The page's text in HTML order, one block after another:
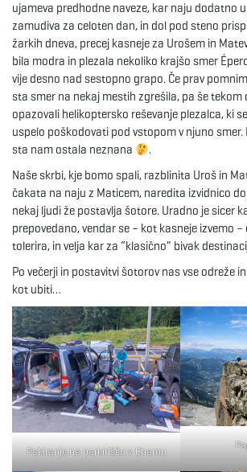
ujameva predhodne naveze, kar naju dodatno
zamudiva za celoten dan, in dol pod steno
žarkih dneva, precej kasneje za Urošem in
bila modra in plezala nekoliko krajšo smer
vije desno nad sestopno grapo. Če prav
sta smer na nekaj mestih zgrešila, pa še tekom
opazovali helikoptersko reševanje plezalca, ki
uspelo poškodovati pod vstopom v njuno
sta nam ostala neznana
.
Naše skrbi, kje bomo spali, razblinita Uroš in
čakata na naju z Maticem, naredita izvidnico
nekaj ljudi že postavlja šotore. Uradno je sicer
prepovedano, vendar se – kot kasneje izvemo –
tolerira, in velja kar za “klasično” bivak
Po večerji in postavitvi šotorov nas vse odreže
kot ubiti…
Pakiranje na parkirišču v Chamu